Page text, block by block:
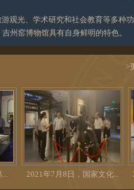
观光、学术研究和社会教育等多种
州窑博物馆具有自身鲜明的特色。
>
7月8日，国家文化... 2021年7月7